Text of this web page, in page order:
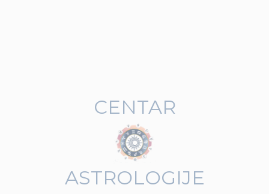
CENTAR
ASTROLOGIJE